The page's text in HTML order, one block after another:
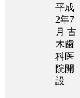
平成
2年7
月 古
木歯
科医
院開
設